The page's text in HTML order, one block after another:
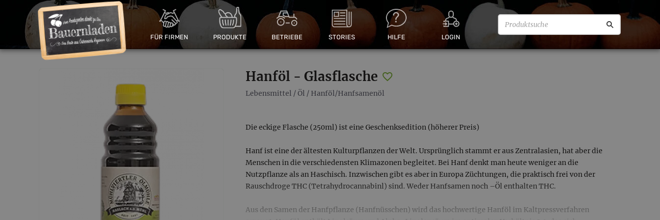
FÜR FIRMEN PRODUKTE BETRIEBE STORIES HILFE LOGIN
Hanföl - Glasflasche
Lebensmittel / Öl / Hanföl/Hanfsamenöl
Die eckige Flasche (250ml) ist eine Geschenksedition (höherer Preis)
Hanf ist eine der ältesten Kulturpflanzen der Welt. Ursprünglich stammt er aus Zentralasien, hat aber die
Menschen in die verschiedensten Klimazonen begleitet. Bei Hanf denkt man heute weniger an die
Nutzpflanze als an Haschisch. Inzwischen gibt es aber in Europa Züchtungen, die praktisch frei von der
Rauschdroge THC (Tetrahydrocannabinl) sind. Weder Hanfsamen noch –Öl enthalten THC.
Aus den Samen der Hanfpflanze (Hanfnüsschen) wird das hochwertige Hanföl im Kaltpressverfahren